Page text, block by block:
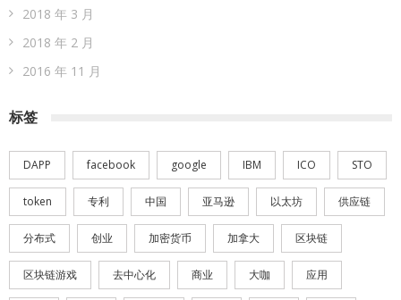
2018 年 3 月
2018 年 2 月
2016 年 11 月
标签
DAPP facebook google IBM ICO STO
token 专利 中国 亚马逊 以太坊 供应链
分布式 创业 加密货币 加拿大 区块链
区块链游戏 去中心化 商业 大咖 应用